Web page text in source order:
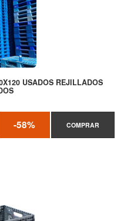
USADOS REJILLADOS
-58% COMPRAR